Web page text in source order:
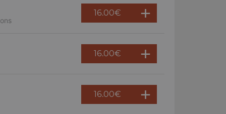
16.00€
16.00€
16.00€